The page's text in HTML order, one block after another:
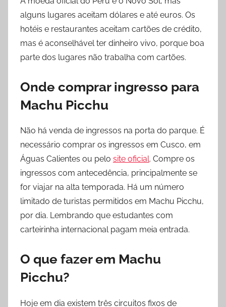
alguns lugares aceitam dólares e até euros. Os
hotéis e restaurantes aceitam cartões de crédito,
mas é aconselhável ter dinheiro vivo, porque boa
parte dos lugares não trabalha com cartões.
Onde comprar ingresso para
Machu Picchu
Não há venda de ingressos na porta do parque. É
necessário comprar os ingressos em Cusco, em
Águas Calientes ou pelo site oficial. Compre os
ingressos com antecedência, principalmente se
for viajar na alta temporada. Há um número
limitado de turistas permitidos em Machu Picchu,
por dia. Lembrando que estudantes com
carteirinha internacional pagam meia entrada.
O que fazer em Machu
Picchu?
Hoje em dia existem três circuitos fixos de